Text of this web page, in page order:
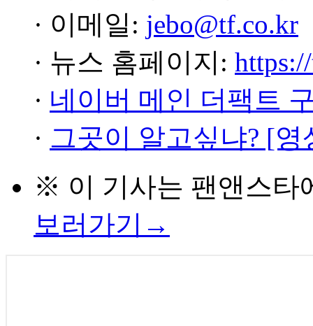
· 이메일: jebo@tf.co.kr
· 뉴스 홈페이지:
· 네이버 메인 더팩트
· 그곳이 알고싶냐? [
※ 이 기사는 팬앤스타
보러가기→